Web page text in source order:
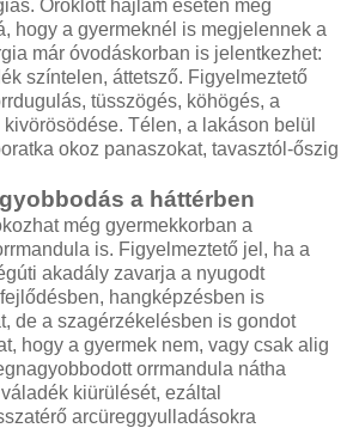
Öröklött hajlam esetén még
hogy a gyermeknél is megjelennek a
már óvodáskorban is jelentkezhet:
színtelen, áttetsző. Figyelmeztető
tüsszögés, köhögés, a
Télen, a lakáson belül
okoz panaszokat, tavasztól-őszig
a háttérben
még gyermekkorban a
is. Figyelmeztető jel, ha a
akadály zavarja a nyugodt
hangképzésben is
de a szagérzékelésben is gondot
hogy a gyermek nem, vagy csak alig
orrmandula nátha
kiürülését, ezáltal
arcüreggyulladásokra